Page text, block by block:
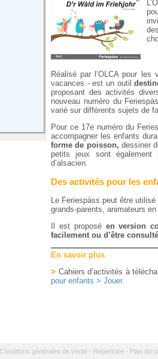
Réalisé par l’OLCA pour
vacances - est un outil
proposant des activités
nouveau numéro du
varié sur différents sujets de
Pour ce 17e numéro du
accompagner les enfants
forme de poisson,dessiner
petits jeux sont également
d’alsacien.
Des activités pour les
Le Feriespàss peut être
grands-parents, animateurs
Il est proposé en version
facilement ou d’être
En savoir plus
> Cahiers d’activités à
pour enfants > Jouer.
Conditions générales de vente - Répertoire - Plan du